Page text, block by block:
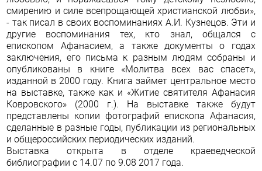
смирению и силе всепрощающей христианской любви»,
- так писал в своих воспоминаниях А.И. Кузнецов. Эти и
другие воспоминания тех, кто знал, общался с
епископом Афанасием, а также документы о годах
заключения, его письма к разным людям собраны и
опубликованы в книге «Молитва всех вас спасет»,
изданной в 2000 году. Книга займет центральное место
на выставке, также как и «Житие святителя Афанасия
Ковровского» (2000 г.). На выставке также будут
представлены копии фотографий епископа Афанасия,
сделанные в разные годы, публикации из региональных
и общероссийских периодических изданий.
Выставка открыта в отделе краеведческой
библиографии с 14.07 по 9.08 2017 года.